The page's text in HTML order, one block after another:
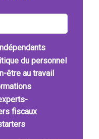
du personnel
être au travail
fiscaux